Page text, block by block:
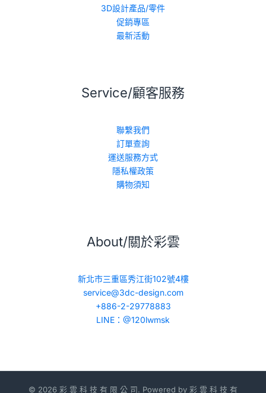
3D設計產品/零件
促銷專區
最新活動
Service/顧客服務
聯繫我們
訂單查詢
運送服務方式
隱私權政策
購物須知
About/關於彩雲
新北市三重區秀江街102號4樓
service@3dc-design.com
+886-2-29778883
LINE：@120lwmsk
© 2026 彩 雲 科 技 有 限 公 司. Powered by 彩 雲 科 技 有